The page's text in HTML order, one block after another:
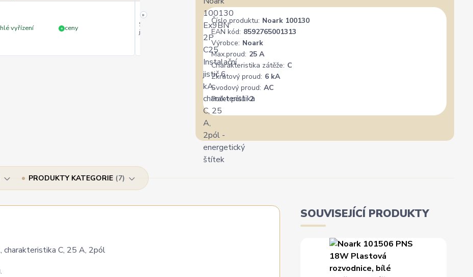
vyřízení + ceny
Široký výběr, milý a vstřícný personál. Mohu
jedině doporučit.
Vše super
»
Číslo produktu: Noark 100130
EAN kód: 8592765001313
Výrobce: Noark
Max.proud: 25 A
Charakteristika zátěže: C
Zkratový proud: 6 kA
Svodový proud: AC
Počet pólů: 2
PRODUKTY KATEGORIE 7
C, 25 A, 2pól
SOUVISEJÍCÍ PRODUKTY